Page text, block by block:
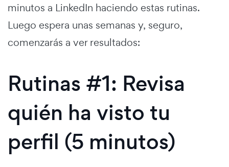
minutos a LinkedIn haciendo estas rutinas.
Luego espera unas semanas y, seguro,
comenzarás a ver resultados:
Rutinas #1: Revisa
quién ha visto tu
perfil (5 minutos)